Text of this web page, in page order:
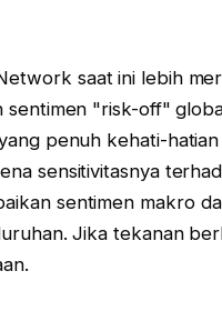
saat ini lebih
"risk-off"
penuh kehati-
sensitivitasnya
sentimen makro
Jika tekanan